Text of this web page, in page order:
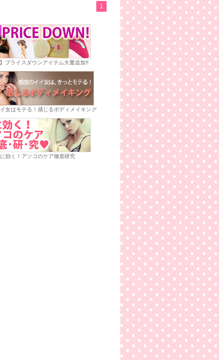
1
プライスダウンアイテム大量追加!!
女はモテる！感じるボディメイキング
効く！アソコのケア徹底研究